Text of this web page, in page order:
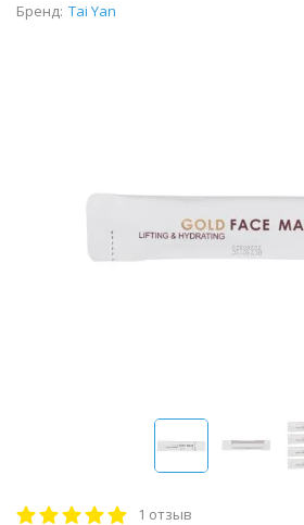
Бренд: Tai Yan
1 отзыв